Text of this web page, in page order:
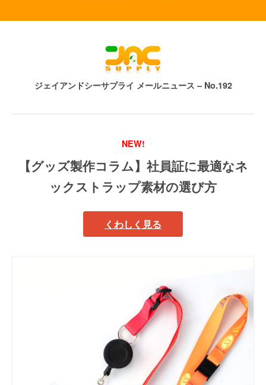
ジェイアンドシーサプライ メールニュース – No.192
NEW!
【グッズ製作コラム】社員証に最適なネ
ックストラップ素材の選び方
くわしく見る